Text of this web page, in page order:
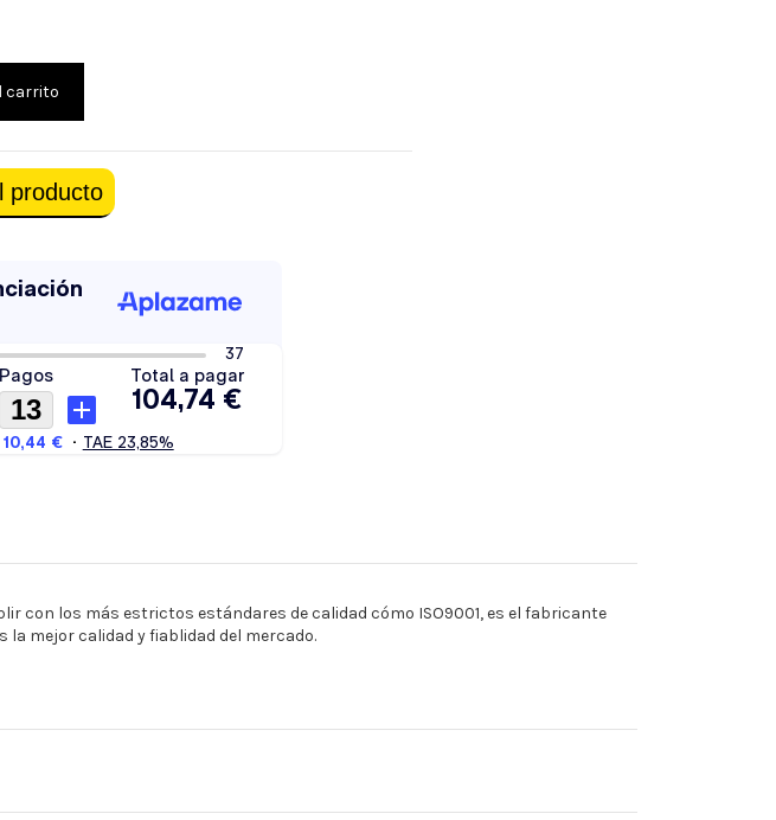
carrito
producto
con los más estrictos estándares de calidad cómo ISO9001, es el fabricante
la mejor calidad y fiablidad del mercado.